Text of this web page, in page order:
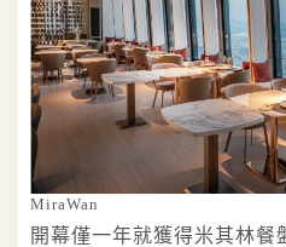
MiraWan
開幕僅一年就獲得米其林餐